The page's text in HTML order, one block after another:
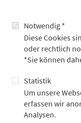
Notwendig *
Diese Cookies
oder rechtlich
*Sie können
Statistik
Um unsere
erfassen wir
Analysen.